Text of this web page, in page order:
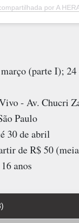
(parte I);
- Av. Chucri
Paulo
30 de abril
de R$ 50
anos